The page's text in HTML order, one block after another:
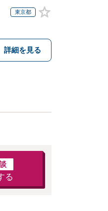
東京都
詳細を見る
る